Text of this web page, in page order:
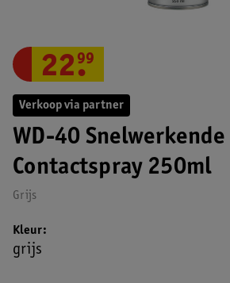
Verkoop via partner
WD-40 Snelwerkende
Contactspray 250ml
Grijs
22.
99
Kleur
grijs